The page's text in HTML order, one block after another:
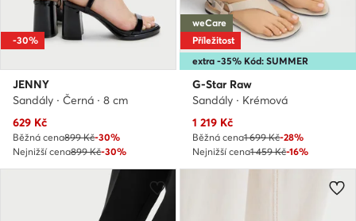
-30%
JENNY
Sandály · Černá · 8 cm
Aktuální cena
629 Kč
Běžná cena899 Kč-30%
Nejnižší cena899 Kč-30%
extra -35% Kód: SUMMER
weCare
Příležitost
G-Star Raw
Sandály · Krémová
Aktuální cena
1 219 Kč
Běžná cena1 699 Kč-28%
Nejnižší cena1 459 Kč-16%